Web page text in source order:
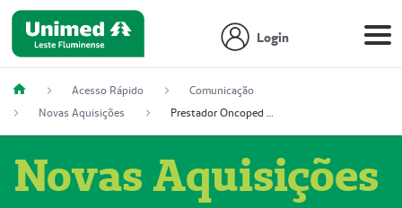
Login
Acesso Rápido
Comunicação
Novas Aquisições
Prestador Oncoped Serviços Médicos (51004335-0)
Novas Aquisições